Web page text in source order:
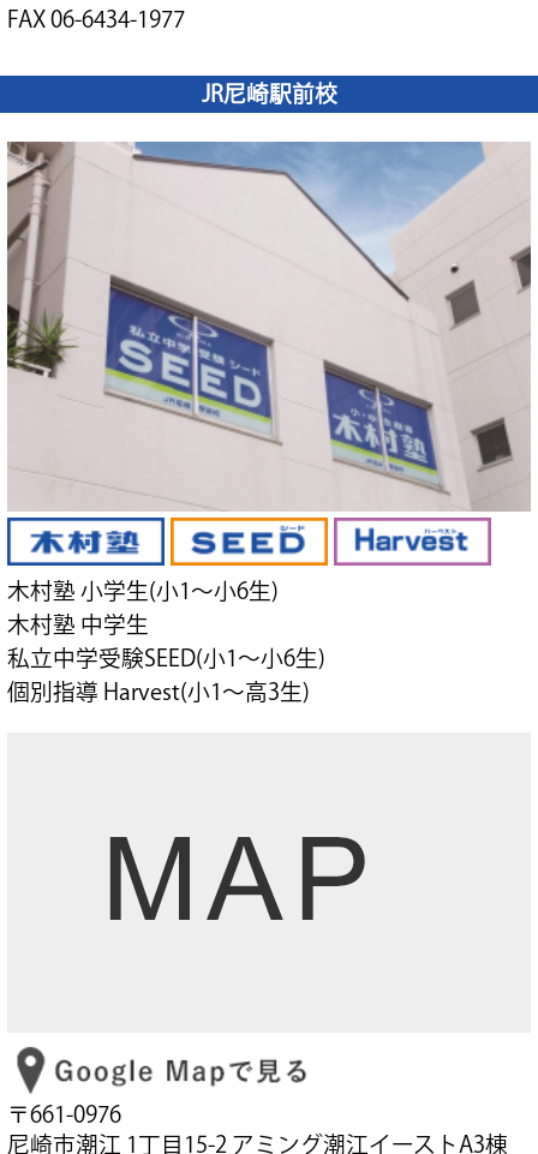
FAX 06-6434-1977
JR尼崎駅前校
木村塾 小学生(小1～小6生)
木村塾 中学生
私立中学受験SEED(小1～小6生)
個別指導 Harvest(小1～高3生)
〒661-0976
尼崎市潮江 1丁目15-2 アミング潮江イーストA3棟